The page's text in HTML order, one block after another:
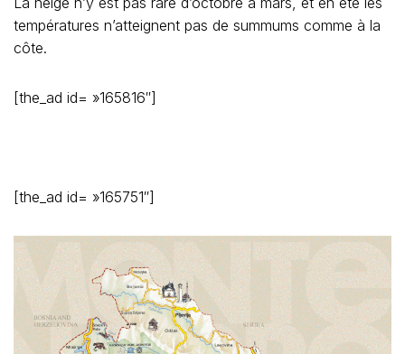
températures n’atteignent pas de summums comme à la
côte.
[the_ad id= »165816″]
[the_ad id= »165751″]